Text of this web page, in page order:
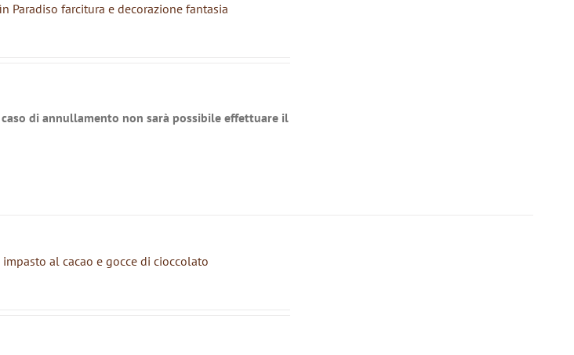
Paradiso farcitura e decorazione fantasia
di annullamento non sarà possibile effettuare il
al cacao e gocce di cioccolato